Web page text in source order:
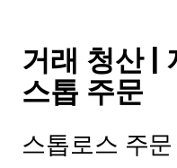
거래 청산 |
스톱 주문
스톱로스 주문